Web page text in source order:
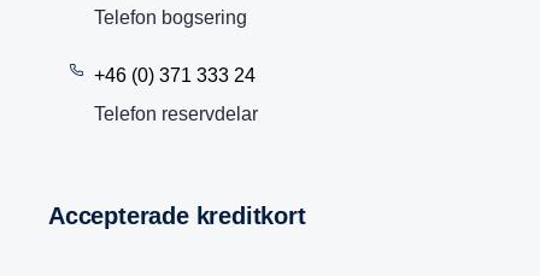
Telefon bogsering
+46 (0) 371 333 24
Telefon reservdelar
Accep­te­rade kredit­kort